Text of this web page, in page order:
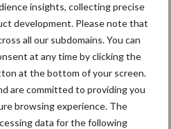
insights, collecting precise
development. Please note that
all our subdomains. You can
at any time by clicking the
at the bottom of your screen.
are committed to providing you
browsing experience. The
data for the following
Gewas & ruwvoer